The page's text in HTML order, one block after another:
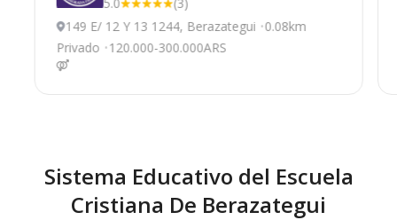
149 E/ 12 Y 13 1244, Berazategui 0.08km
Privado
120.000-300.000ARS
Sistema Educativo del Escuela
Cristiana De Berazategui